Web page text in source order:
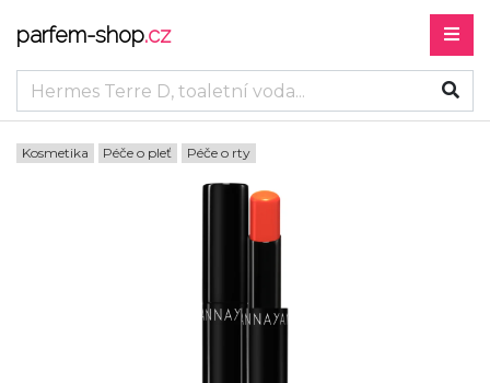
parfem-shop.cz
Kosmetika Péče o pleť Péče o rty